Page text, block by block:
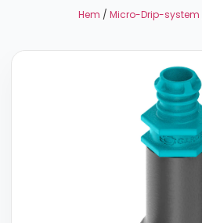
Hem / Micro-Drip-system